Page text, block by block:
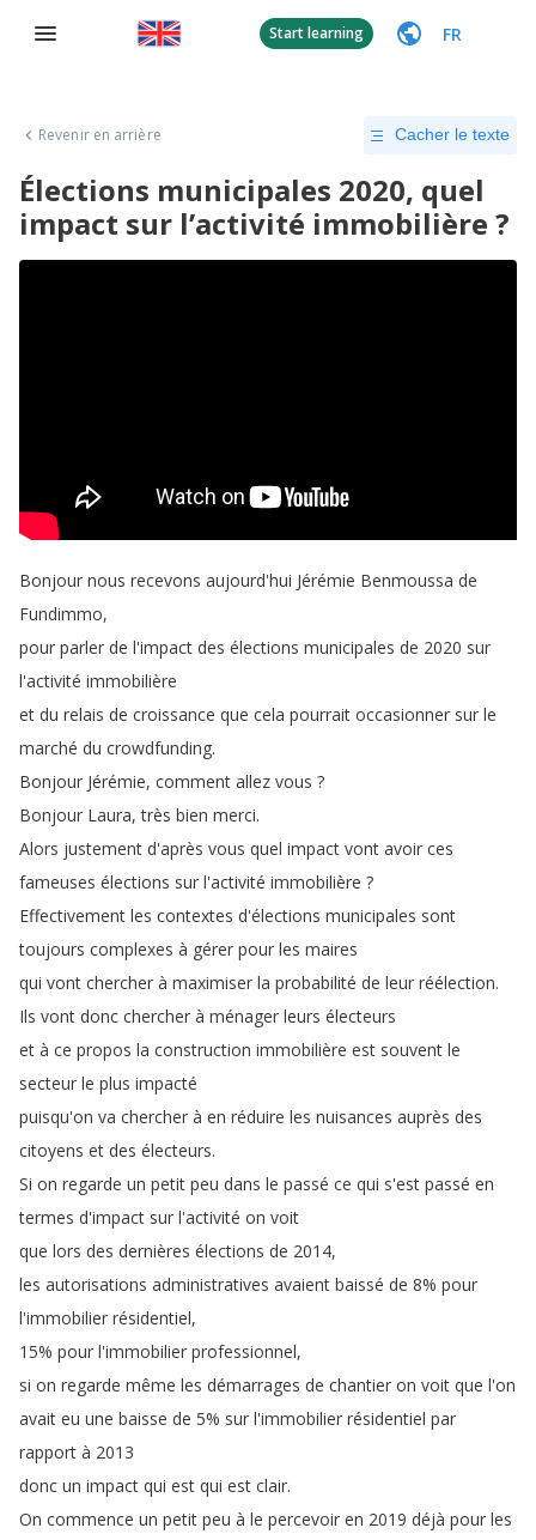
Start learning FR
Revenir en arrière Cacher le texte
Élections municipales 2020, quel
impact sur l’activité immobilière ?
Bonjour nous recevons aujourd'hui Jérémie Benmoussa de
Fundimmo,
pour parler de l'impact des élections municipales de 2020 sur
l'activité immobilière
et du relais de croissance que cela pourrait occasionner sur le
marché du crowdfunding.
Bonjour Jérémie, comment allez vous ?
Bonjour Laura,très bien merci.
Alors justement d'après vous quel impact vont avoir ces
fameuses élections sur l'activité immobilière ?
Effectivement les contextes d'élections municipales sont
toujours complexes à gérer pour les maires
qui vont chercher à maximiser la probabilité de leur réélection.
Ils vont donc chercher à ménager leurs électeurs
et à ce propos la construction immobilière est souvent le
secteur le plus impacté
puisqu'on va chercher à en réduire les nuisances auprès des
citoyens et des électeurs.
Si on regarde un petit peu dans le passé ce qui s'est passé en
termes d'impact sur l'activité on voit
que lors des dernières élections de 2014,
les autorisations administratives avaient baissé de 8% pour
l'immobilier résidentiel,
15% pour l'immobilier professionnel,
si on regarde même les démarrages de chantier on voit que l'on
avait eu une baisse de 5% sur l'immobilier résidentiel par
rapport à 2013
donc un impact qui est qui est clair.
On commence un petit peu à le percevoir en 2019 déjà pour les